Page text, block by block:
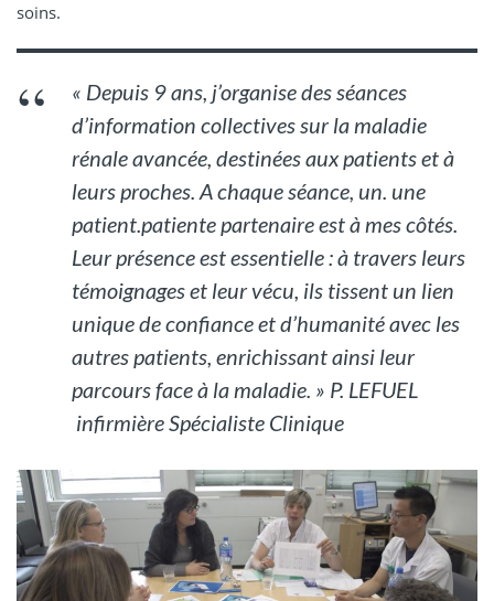
soins.
« Depuis 9 ans, j’organise des séances
d’information collectives sur la maladie
rénale avancée, destinées aux patients et à
leurs proches. A chaque séance, un. une
patient.patiente partenaire est à mes côtés.
Leur présence est essentielle : à travers leurs
témoignages et leur vécu, ils tissent un lien
unique de confiance et d’humanité avec les
autres patients, enrichissant ainsi leur
parcours face à la maladie. » P. LEFUEL
infirmière Spécialiste Clinique